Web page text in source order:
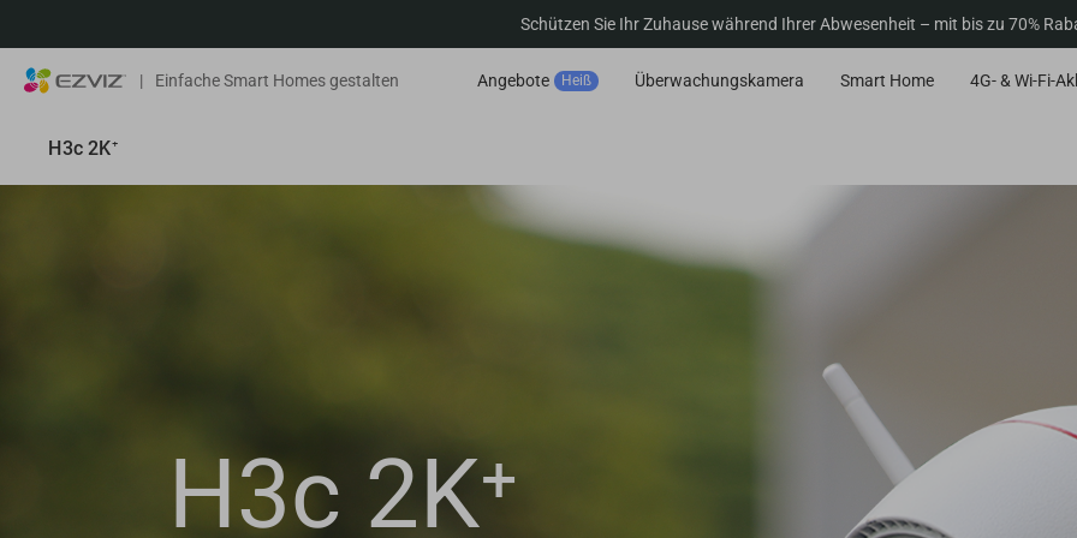
Schützen Sie Ihr Zuhause während Ihrer Abwesenheit – mit bis zu 70%
| Einfache Smart Homes gestalten Angebote Heiß Überwachungskamera Smart Home 4G- & Wi-Fi-
H3c 2K⁺
H3c 2K⁺